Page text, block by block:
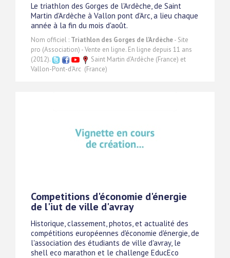
Le triathlon des Gorges de l'Ardèche, de Saint
Martin d'Ardèche à Vallon pont d'Arc, a lieu chaque
année à la fin du mois d'août.
Nom officiel : Triathlon des Gorges de l'Ardèche- Site
pro (Association) - Vente en ligne. En ligne depuis 11 ans
(2012).
Saint Martin d'Ardèche (France) et
Vallon-Pont-d'Arc ‎ (France)
Competitions d'économie d'énergie
de l'iut de ville d'avray
Historique, classement, photos, et actualité des
compétitions européennes d'économie d'énergie, de
l'association des étudiants de ville d'avray, le
shell eco marathon et le challenge EducEco